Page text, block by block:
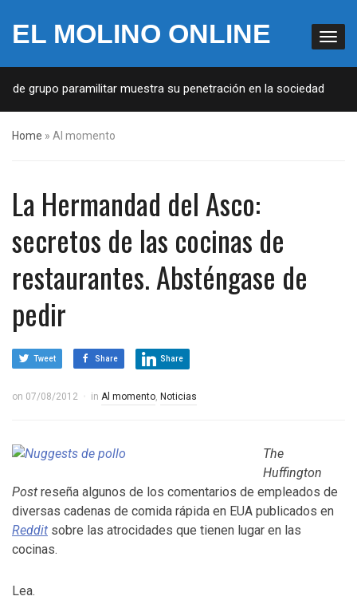
EL MOLINO ONLINE
grupo paramilitar muestra su penetración en la sociedad
Home » Al momento
La Hermandad del Asco:
secretos de las cocinas de
restaurantes. Absténgase de
pedir
Tweet Share Share
on 07/08/2012 in Al momento, Noticias
The
Huffington
Post reseña algunos de los comentarios de empleados de
diversas cadenas de comida rápida en EUA publicados en
Reddit sobre las atrocidades que tienen lugar en las
cocinas.
Lea.